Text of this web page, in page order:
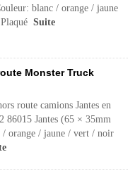
blanc / orange / jaune
Suite
Monster Truck
route camions Jantes en
86015 Jantes (65 × 35mm
/ orange / jaune / vert / noir